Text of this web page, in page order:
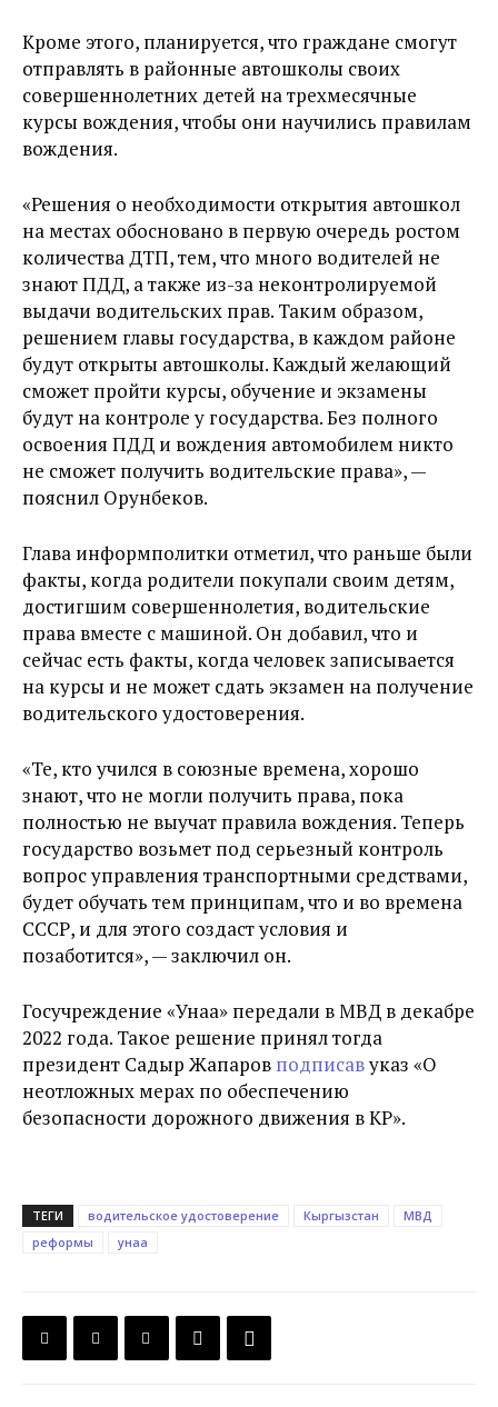
Кроме этого, планируется, что граждане смогут
отправлять в районные автошколы своих
совершеннолетних детей на трехмесячные
курсы вождения, чтобы они научились правилам
вождения.
«Решения о необходимости открытия автошкол
на местах обосновано в первую очередь ростом
количества ДТП, тем, что много водителей не
знают ПДД, а также из-за неконтролируемой
выдачи водительских прав. Таким образом,
решением главы государства, в каждом районе
будут открыты автошколы. Каждый желающий
сможет пройти курсы, обучение и экзамены
будут на контроле у государства. Без полного
освоения ПДД и вождения автомобилем никто
не сможет получить водительские права», —
пояснил Орунбеков.
Глава информполитки отметил, что раньше были
факты, когда родители покупали своим детям,
достигшим совершеннолетия, водительские
права вместе с машиной. Он добавил, что и
сейчас есть факты, когда человек записывается
на курсы и не может сдать экзамен на получение
водительского удостоверения.
«Те, кто учился в союзные времена, хорошо
знают, что не могли получить права, пока
полностью не выучат правила вождения. Теперь
государство возьмет под серьезный контроль
вопрос управления транспортными средствами,
будет обучать тем принципам, что и во времена
СССР, и для этого создаст условия и
позаботится», — заключил он.
Госучреждение «Унаа» передали в МВД в декабре
2022 года. Такое решение принял тогда
президент Садыр Жапаров подписавуказ «О
неотложных мерах по обеспечению
безопасности дорожного движения в КР».
ТЕГИ водительское удостоверение Кыргызстан
МВД
реформы
унаа